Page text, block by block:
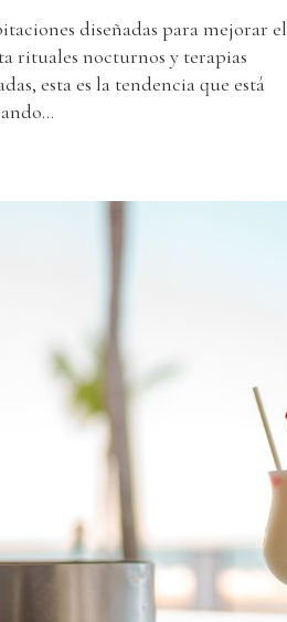
diseñadas para mejorar el
rituales nocturnos y terapias
esta es la tendencia que está